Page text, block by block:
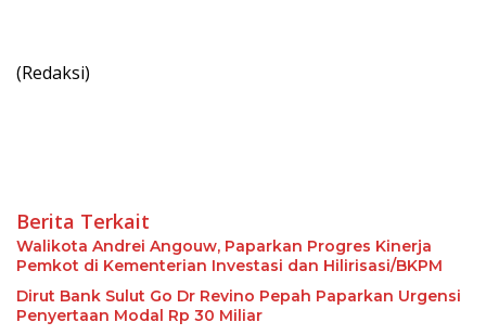
(Redaksi)
Berita Terkait
Walikota Andrei Angouw, Paparkan Progres Kinerja
Pemkot di Kementerian Investasi dan Hilirisasi/BKPM
Dirut Bank Sulut Go Dr Revino Pepah Paparkan Urgensi
Penyertaan Modal Rp 30 Miliar